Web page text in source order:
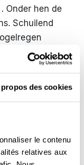
propos des cookies
le contenu
relatives aux
Onder hen de
Schuilend
een zoon,
vroegen
Peter
Schotse
Duitse leger.